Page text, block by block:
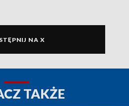
NA X
TAKŻE